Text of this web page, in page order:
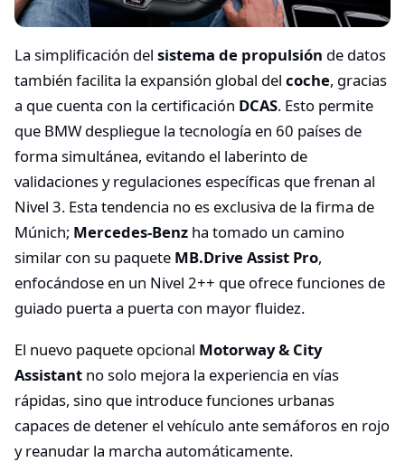
La simplificación del sistema de propulsión de datos
también facilita la expansión global del coche, gracias
a que cuenta con la certificación DCAS. Esto permite
que BMW despliegue la tecnología en 60 países de
forma simultánea, evitando el laberinto de
validaciones y regulaciones específicas que frenan al
Nivel 3. Esta tendencia no es exclusiva de la firma de
Múnich; Mercedes-Benz ha tomado un camino
similar con su paquete MB.Drive Assist Pro,
enfocándose en un Nivel 2++ que ofrece funciones de
guiado puerta a puerta con mayor fluidez.
El nuevo paquete opcional Motorway & City
Assistant no solo mejora la experiencia en vías
rápidas, sino que introduce funciones urbanas
capaces de detener el vehículo ante semáforos en rojo
y reanudar la marcha automáticamente.